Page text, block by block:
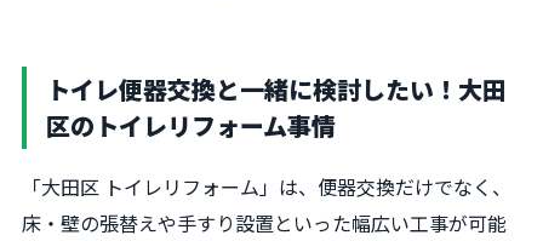
トイレ便器交換と一緒に検討したい！大田
区のトイレリフォーム事情
「大田区 トイレリフォーム」は、便器交換だけでなく、
床・壁の張替えや手すり設置といった幅広い工事が可能